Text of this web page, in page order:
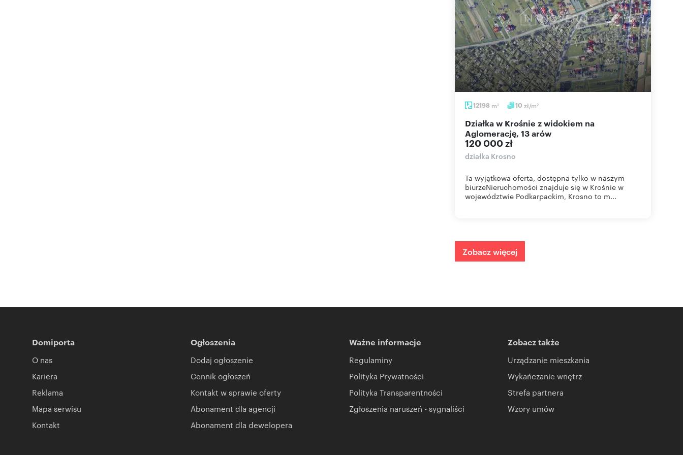
12198 m2 10 zł/m2
Działka w Krośnie z widokiem na
Aglomerację, 13 arów
120 000 zł
działka Krosno
Ta wyjątkowa oferta, dostępna tylko w naszym
biurzeNieruchomości znajduje się w Krośnie w
województwie Podkarpackim, Krosno to m...
Zobacz więcej
Domiporta
O nas
Kariera
Reklama
Mapa serwisu
Kontakt
Ogłoszenia
Dodaj ogłoszenie
Cennik ogłoszeń
Kontakt w sprawie oferty
Abonament dla agencji
Abonament dla dewelopera
Ważne informacje
Regulaminy
Polityka Prywatności
Polityka Transparentności
Zgłoszenia naruszeń - sygnaliści
Zobacz także
Urządzanie mieszkania
Wykańczanie wnętrz
Strefa partnera
Wzory umów